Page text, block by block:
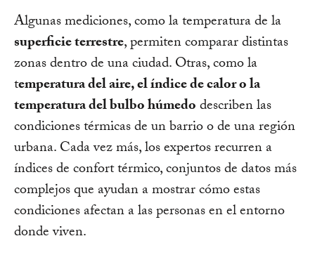
Algunas mediciones, como la temperatura de la
superficie terrestre, permiten comparar distintas
zonas dentro de una ciudad. Otras, como la
temperatura del aire, el índice de calor o la
temperatura del bulbo húmedodescriben las
condiciones térmicas de un barrio o de una región
urbana. Cada vez más, los expertos recurren a
índices de confort térmico, conjuntos de datos más
complejos que ayudan a mostrar cómo estas
condiciones afectan a las personas en el entorno
donde viven.